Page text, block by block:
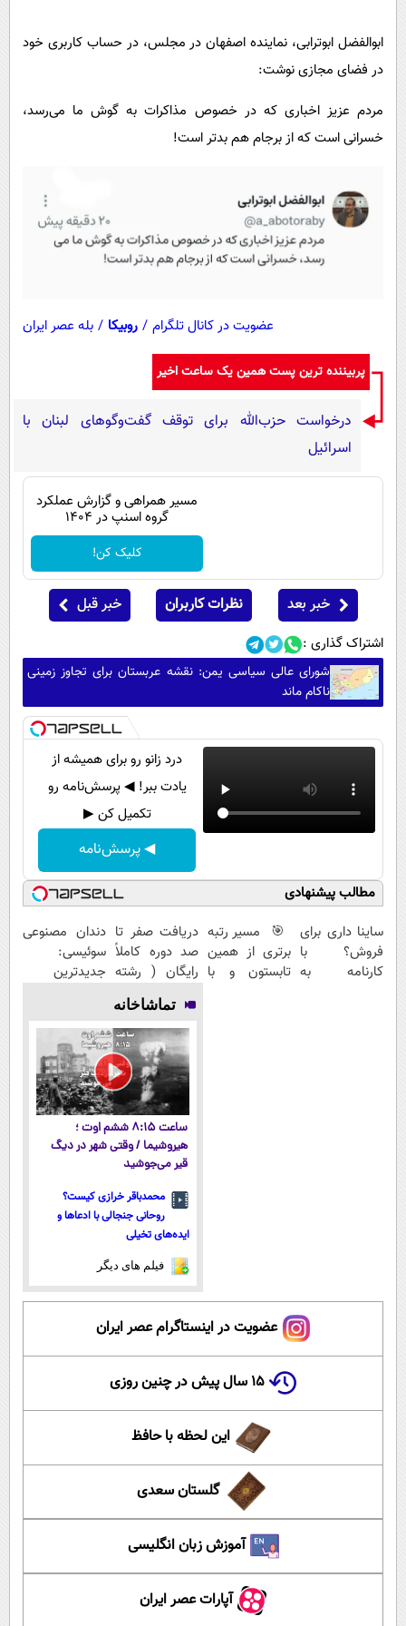
فناوری
حوادث
محیط زیست
بین الملل
روانشناسی
دانلود
ابوالفضل ابوترابی، نماینده اصفهان در مجلس، در حساب کاربری خود
در فضای مجازی نوشت:
مردم عزیز اخباری که در خصوص مذاکرات به گوش ما می‌رسد،
خسرانی است که از برجام هم بدتر است!
عضویت در کانال تلگرام / روبیکا / بله عصر ایران
پربیننده ترین پست همین یک ساعت اخیر
درخواست حزب‌الله برای توقف گفت‌وگوهای لبنان با
اسرائیل
مسیر همراهی و گزارش عملکرد
گروه اسنپ در ۱۴۰۴
کلیک کن!
خبر بعد نظرات کاربران خبر قبل
اشتراک گذاری :
شورای عالی سیاسی یمن: نقشه عربستان برای تجاوز زمینی
ناکام ماند
درد زانو رو برای همیشه از
یادت ببر! ◀ پرسش‌نامه رو
تکمیل کن ▶
◀ پرسش‌نامه
مطالب پیشنهادی
ساینا داری برای
فروش؟ با
کارنامه به
🎯 مسیر رتبه
برتری از همین
تابستون و با
دریافت صفر تا
صد دوره کاملاً
رایگان ( رشته
ریاضی، تجربی،
انسانی)
دندان مصنوعی
سوئیسی:
جدیدترین
پرداخت قسطی
تماشاخانه
ساعت ۸:۱۵ ششم اوت ؛
هیروشیما / وقتی شهر در دیگ
قیر می‌جوشید
محمدباقر خرازی کیست؟
روحانی جنجالی با ادعاها و
ایده‌های تخیلی
فیلم های دیگر
عضویت در اینستاگرام عصر ایران
۱۵ سال پیش در چنین روزی
این لحظه با حافظ
گلستان سعدی
آموزش زبان انگلیسی
آپارات عصر ایران